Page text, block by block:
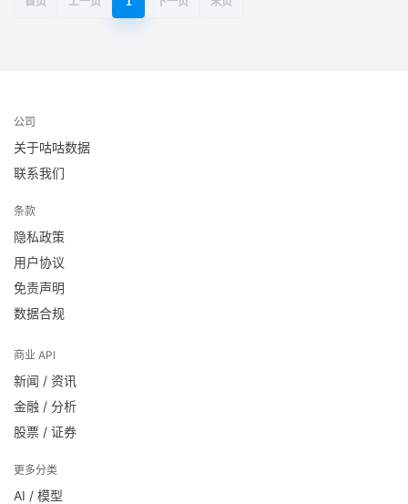
公司
关于咕咕数据
联系我们
条款
隐私政策
用户协议
免责声明
数据合规
商业 API
新闻 / 资讯
金融 / 分析
股票 / 证券
更多分类
AI / 模型